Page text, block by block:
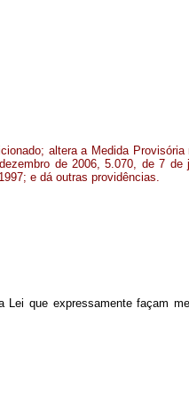
altera a Medida Provisória
de 2006, 5.070, de 7 de
e dá outras providências.
que expressamente façam